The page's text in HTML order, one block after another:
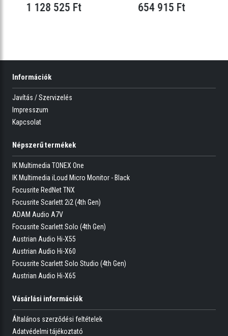
1 128 525 Ft 654 915 Ft
Információk
Javítás / Szervizelés
Impresszum
Kapcsolat
Népszerű termékek
IK Multimedia TONEX One
IK Multimedia iLoud Micro Monitor - Black
Focusrite RedNet TNX
Focusrite Scarlett 2i2 (4th Gen)
ADAM Audio A7V
Focusrite Scarlett Solo (4th Gen)
Austrian Audio Hi-X55
Austrian Audio Hi-X60
Focusrite Scarlett Solo Studio (4th Gen)
Austrian Audio Hi-X65
Vásárlási információk
Általános szerződési feltételek
Adatvédelmi tájékoztató